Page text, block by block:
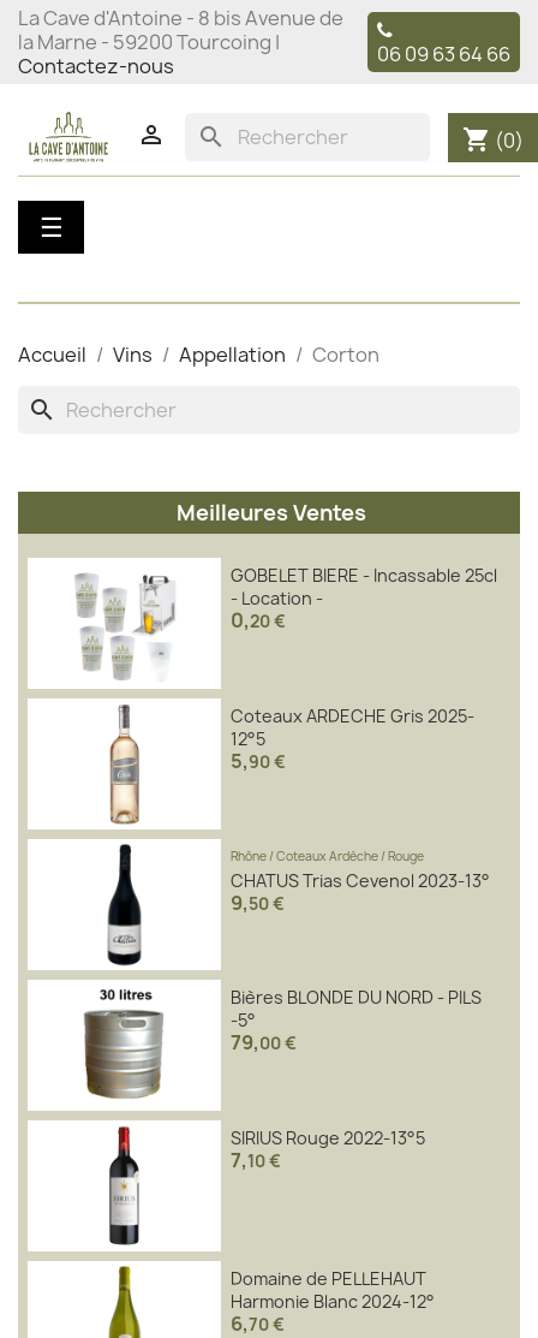
La Cave d'Antoine - 8 bis Avenue de
la Marne - 59200 Tourcoing |
Contactez-nous
06 09 63 64 66
 search shopping_cart (0)
Basculer
la
☰
Accueil Vins Appellation Corton
search
Meilleures Ventes
GOBELET BIERE - Incassable 25cl
- Location -
0,20 €
Coteaux ARDECHE Gris 2025-
12°5
5,90 €
Rhône/Coteaux Ardèche/Rouge
CHATUS Trias Cevenol 2023-13°
9,50 €
Bières BLONDE DU NORD - PILS
-5°
79,00 €
SIRIUS Rouge 2022-13°5
7,10 €
Domaine de PELLEHAUT
Harmonie Blanc 2024-12°
6,70 €